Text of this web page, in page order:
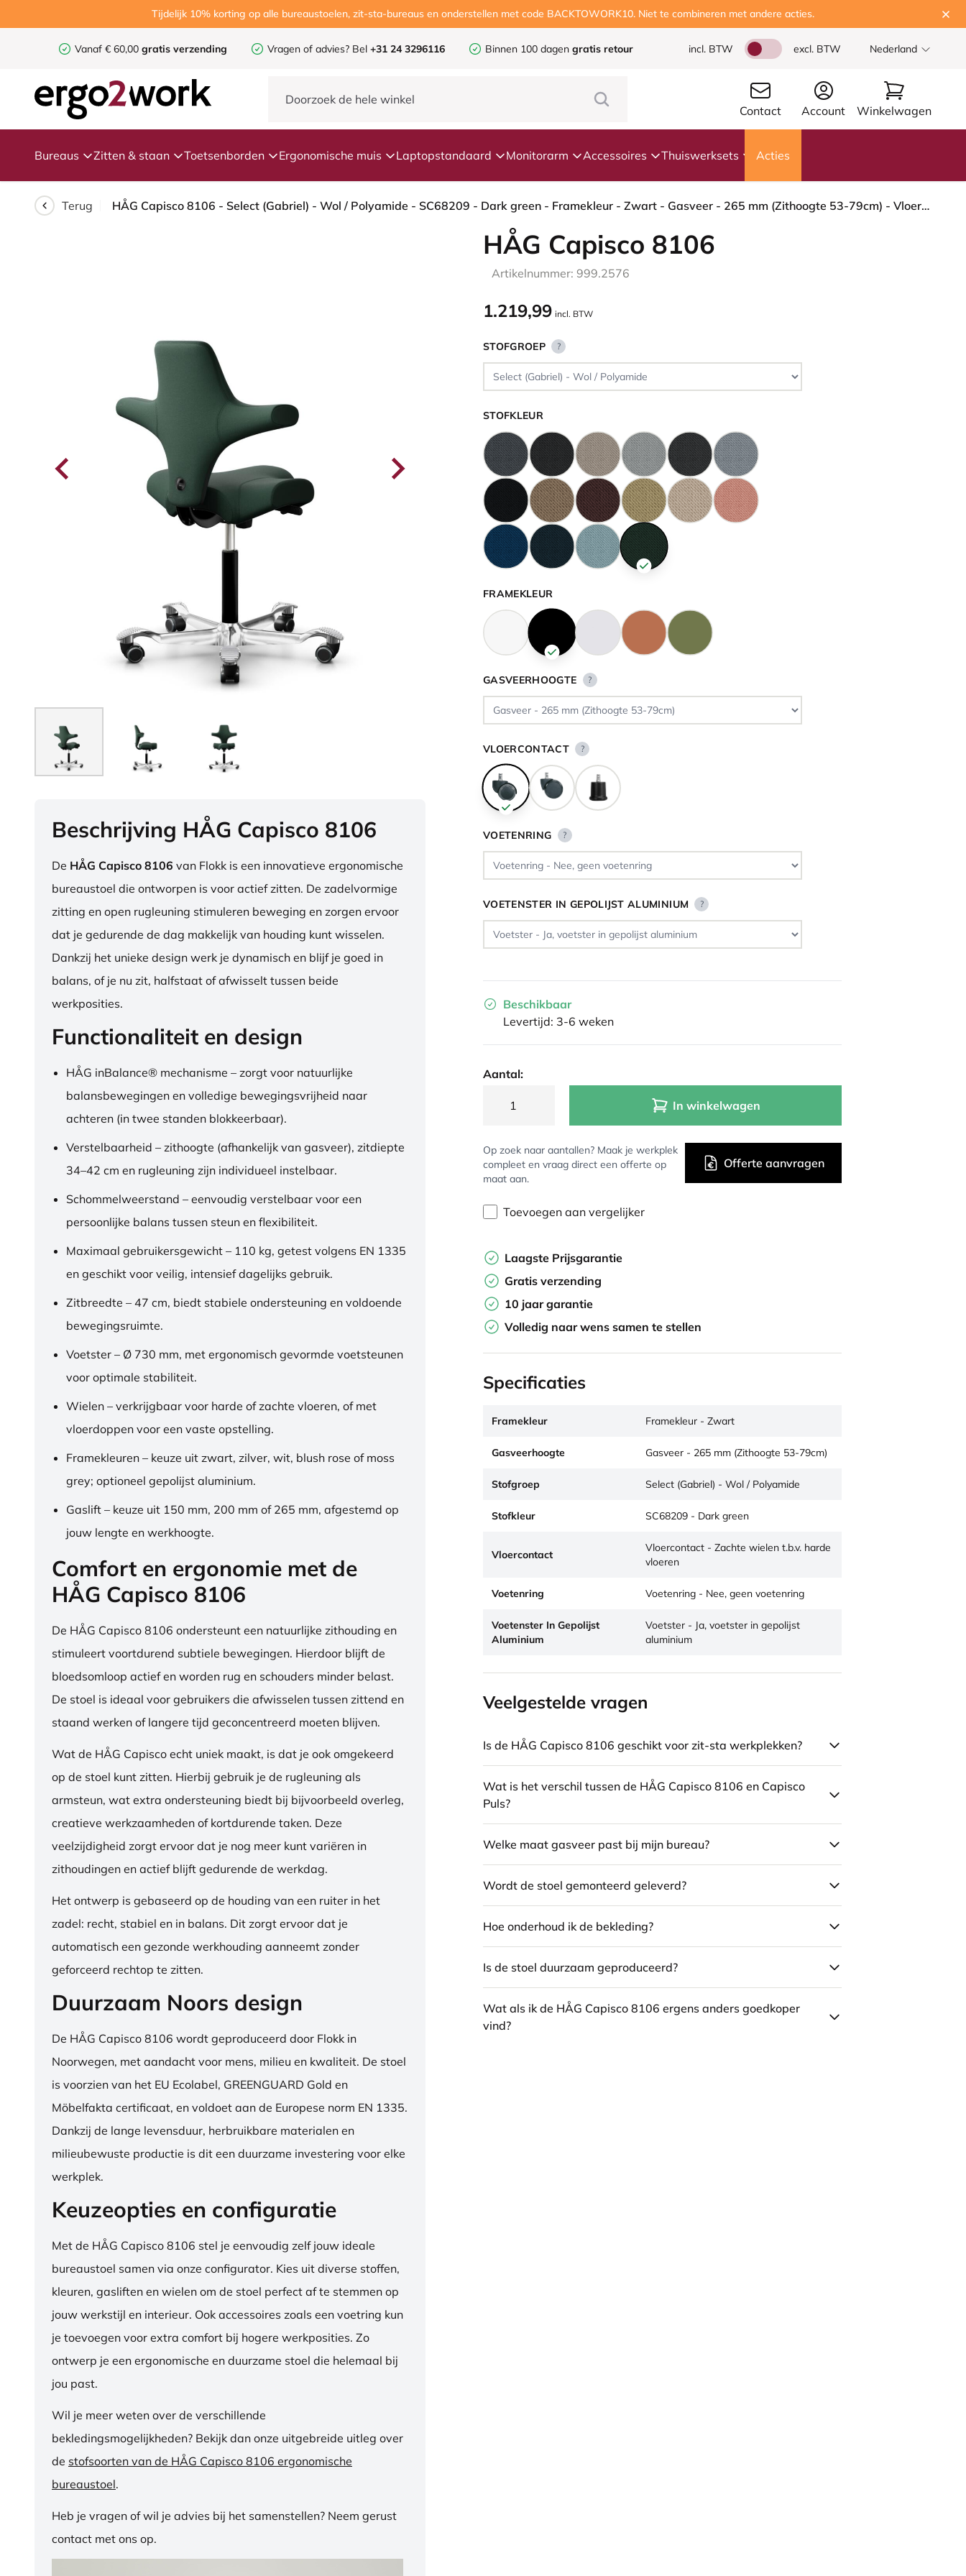
Tijdelijk 10% korting op alle bureaustoelen, zit-sta-bureaus en onderstellen met code BACKTOWORK10. Niet te combineren met andere acties.
Vanaf € 60,00 gratis verzending Vragen of advies? Bel +31 24 3296116 Binnen 100 dagen gratis retour incl. BTW excl. BTW Nederland
Contact Account Winkelwagen
Bureaus Zitten & staan Toetsenborden Ergonomische muis Laptopstandaard Monitorarm Accessoires Thuiswerksets Acties
Terug HÅG Capisco 8106 - Select (Gabriel) - Wol / Polyamide - SC68209 - Dark green - Framekleur - Zwart - Gasveer - 265 mm (Zithoogte 53-79cm) - Vloercontact - Zachte wielen t.b.v. harde vloeren - Voetenring - Nee, geen voetenring - Voetster - Ja, voetster i...
Beschrijving HÅG Capisco 8106
De HÅG Capisco 8106 van Flokk is een innovatieve ergonomische
bureaustoel die ontworpen is voor actief zitten. De zadelvormige
zitting en open rugleuning stimuleren beweging en zorgen ervoor
dat je gedurende de dag makkelijk van houding kunt wisselen.
Dankzij het unieke design werk je dynamisch en blijf je goed in
balans, of je nu zit, halfstaat of afwisselt tussen beide
werkposities.
Functionaliteit en design
HÅG inBalance® mechanisme – zorgt voor natuurlijke
balansbewegingen en volledige bewegingsvrijheid naar
achteren (in twee standen blokkeerbaar).
Verstelbaarheid – zithoogte (afhankelijk van gasveer), zitdiepte
34–42 cm en rugleuning zijn individueel instelbaar.
Schommelweerstand – eenvoudig verstelbaar voor een
persoonlijke balans tussen steun en flexibiliteit.
Maximaal gebruikersgewicht – 110 kg, getest volgens EN 1335
en geschikt voor veilig, intensief dagelijks gebruik.
Zitbreedte – 47 cm, biedt stabiele ondersteuning en voldoende
bewegingsruimte.
Voetster – Ø 730 mm, met ergonomisch gevormde voetsteunen
voor optimale stabiliteit.
Wielen – verkrijgbaar voor harde of zachte vloeren, of met
vloerdoppen voor een vaste opstelling.
Framekleuren – keuze uit zwart, zilver, wit, blush rose of moss
grey; optioneel gepolijst aluminium.
Gaslift – keuze uit 150 mm, 200 mm of 265 mm, afgestemd op
jouw lengte en werkhoogte.
Comfort en ergonomie met de
HÅG Capisco 8106
De HÅG Capisco 8106 ondersteunt een natuurlijke zithouding en
stimuleert voortdurend subtiele bewegingen. Hierdoor blijft de
bloedsomloop actief en worden rug en schouders minder belast.
De stoel is ideaal voor gebruikers die afwisselen tussen zittend en
staand werken of langere tijd geconcentreerd moeten blijven.
Wat de HÅG Capisco echt uniek maakt, is dat je ook omgekeerd
op de stoel kunt zitten. Hierbij gebruik je de rugleuning als
armsteun, wat extra ondersteuning biedt bij bijvoorbeeld overleg,
creatieve werkzaamheden of kortdurende taken. Deze
veelzijdigheid zorgt ervoor dat je nog meer kunt variëren in
zithoudingen en actief blijft gedurende de werkdag.
Het ontwerp is gebaseerd op de houding van een ruiter in het
zadel: recht, stabiel en in balans. Dit zorgt ervoor dat je
automatisch een gezonde werkhouding aanneemt zonder
geforceerd rechtop te zitten.
Duurzaam Noors design
De HÅG Capisco 8106 wordt geproduceerd door Flokk in
Noorwegen, met aandacht voor mens, milieu en kwaliteit. De stoel
is voorzien van het EU Ecolabel, GREENGUARD Gold en
Möbelfakta certificaat, en voldoet aan de Europese norm EN 1335.
Dankzij de lange levensduur, herbruikbare materialen en
milieubewuste productie is dit een duurzame investering voor elke
werkplek.
Keuzeopties en configuratie
Met de HÅG Capisco 8106 stel je eenvoudig zelf jouw ideale
bureaustoel samen via onze configurator. Kies uit diverse stoffen,
kleuren, gasliften en wielen om de stoel perfect af te stemmen op
jouw werkstijl en interieur. Ook accessoires zoals een voetring kun
je toevoegen voor extra comfort bij hogere werkposities. Zo
ontwerp je een ergonomische en duurzame stoel die helemaal bij
jou past.
Wil je meer weten over de verschillende
bekledingsmogelijkheden? Bekijk dan onze uitgebreide uitleg over
de stofsoorten van de HÅG Capisco 8106 ergonomische
bureaustoel.
Heb je vragen of wil je advies bij het samenstellen? Neem gerust
contact met ons op.
HÅG Capisco 8106
Artikelnummer: 999.2576
1.219,99 incl. BTW
STOFGROEP ?
STOFKLEUR
FRAMEKLEUR
GASVEERHOOGTE ?
VLOERCONTACT ?
VOETENRING ?
VOETENSTER IN GEPOLIJST ALUMINIUM ?
Beschikbaar
Levertijd: 3-6 weken
Aantal:
In winkelwagen
Op zoek naar aantallen? Maak je werkplek
compleet en vraag direct een offerte op
maat aan.
Offerte aanvragen
Toevoegen aan vergelijker
Laagste Prijsgarantie
Gratis verzending
10 jaar garantie
Volledig naar wens samen te stellen
Specificaties
Framekleur Framekleur - Zwart
Gasveerhoogte Gasveer - 265 mm (Zithoogte 53-79cm)
Stofgroep Select (Gabriel) - Wol / Polyamide
Stofkleur SC68209 - Dark green
Vloercontact
Vloercontact - Zachte wielen t.b.v. harde
vloeren
Voetenring Voetenring - Nee, geen voetenring
Voetenster In Gepolijst
Aluminium
Voetster - Ja, voetster in gepolijst
aluminium
Veelgestelde vragen
Is de HÅG Capisco 8106 geschikt voor zit-sta werkplekken?
Wat is het verschil tussen de HÅG Capisco 8106 en Capisco
Puls?
Welke maat gasveer past bij mijn bureau?
Wordt de stoel gemonteerd geleverd?
Hoe onderhoud ik de bekleding?
Is de stoel duurzaam geproduceerd?
Wat als ik de HÅG Capisco 8106 ergens anders goedkoper
vind?